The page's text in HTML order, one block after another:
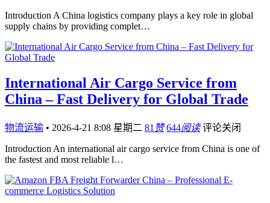
Introduction A China logistics company plays a key role in global
supply chains by providing complet…
International Air Cargo Service from
China – Fast Delivery for Global Trade
物流运输 • 2026-4-21 8:08 星期二 81 赞 644阅读 评论关闭
Introduction An international air cargo service from China is one of
the fastest and most reliable l…